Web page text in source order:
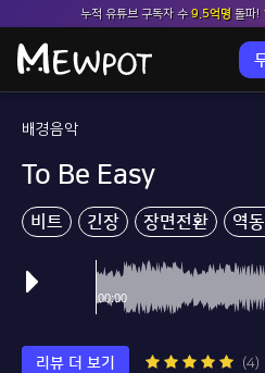
누적 유튜브 구독자 수9.5억명돌파!
배경음악
To Be Easy
비트 긴장 장면전환 역
리뷰 더 보기 (4)